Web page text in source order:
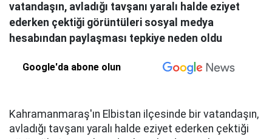
vatandaşın, avladığı tavşanı yaralı halde eziyet
ederken çektiği görüntüleri sosyal medya
hesabından paylaşması tepkiye neden oldu
Google'da abone olun
Kahramanmaraş'ın Elbistan ilçesinde bir vatandaşın,
avladığı tavşanı yaralı halde eziyet ederken çektiği